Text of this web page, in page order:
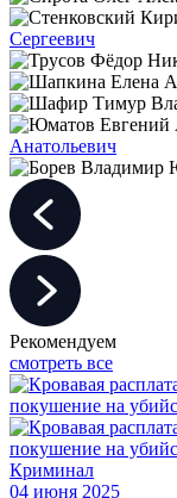
Сергеевич
Анатольевич
Рекомендуем
смотреть все
Криминал
04 июня 2025